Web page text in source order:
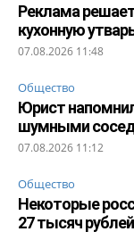
Реклама
кухонную
07.08.2026 11:48
Общество
Юрист
шумными
07.08.2026 11:12
Общество
Некоторые
27 тысяч